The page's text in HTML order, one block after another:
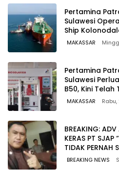
Pertamina
Sulawesi
Ship
Kawasan
MAKASSAR
Pertamina
Sulawesi
B50, Kini Telah
MAKASSAR
BREAKING:
KERAS PT SJAP
TIDAK PERNAH
WAWOONE!
BREAKING NEWS